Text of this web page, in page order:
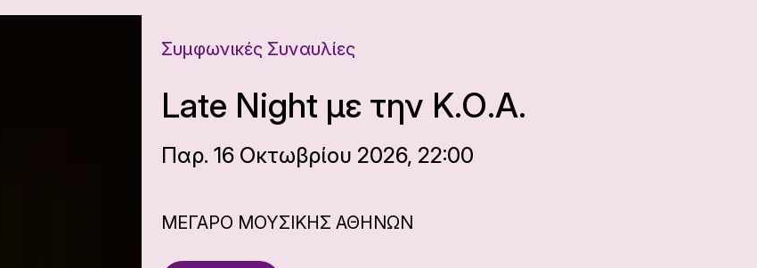
Συμφωνικές Συναυλίες
Late Night με την Κ.Ο.Α.
Παρ. 16 Οκτωβρίου 2026, 22:00
ΜΕΓΑΡΟ ΜΟΥΣΙΚΗΣ ΑΘΗΝΩΝ